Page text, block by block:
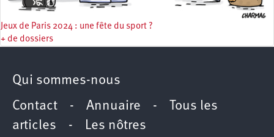
Jeux de Paris 2024 : une fête du sport ?
+ de dossiers
Qui sommes-nous
Contact - Annuaire -
Tous les
articles - Les nôtres